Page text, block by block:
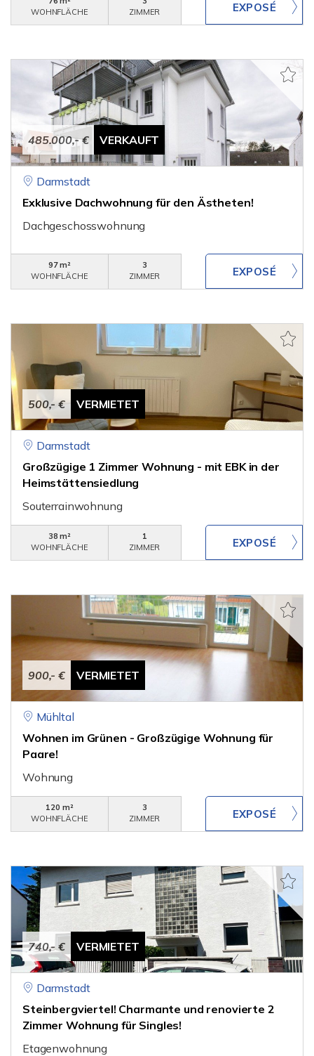
WOHNFLÄCHE
ZIMMER
485.000,- € VERKAUFT
Darmstadt
Exklusive Dachwohnung für den Ästheten!
Dachgeschosswohnung
97 m²
WOHNFLÄCHE
3
ZIMMER
500,- € VERMIETET
Darmstadt
Großzügige 1 Zimmer Wohnung - mit EBK in der
Heimstättensiedlung
Souterrainwohnung
38 m²
WOHNFLÄCHE
1
ZIMMER
900,- € VERMIETET
Mühltal
Wohnen im Grünen - Großzügige Wohnung für
Paare!
Wohnung
120 m²
WOHNFLÄCHE
3
ZIMMER
740,- € VERMIETET
Darmstadt
Steinbergviertel! Charmante und renovierte 2
Zimmer Wohnung für Singles!
Etagenwohnung